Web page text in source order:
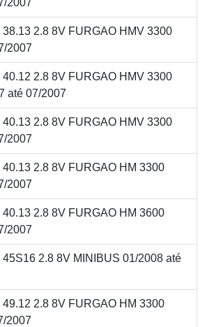
38.13 2.8 8V FURGAO HMV 3300
2007
40.12 2.8 8V FURGAO HMV 3300
até 07/2007
40.13 2.8 8V FURGAO HMV 3300
2007
40.13 2.8 8V FURGAO HM 3300
2007
40.13 2.8 8V FURGAO HM 3600
2007
45S16 2.8 8V MINIBUS 01/2008 até
49.12 2.8 8V FURGAO HM 3300
2007